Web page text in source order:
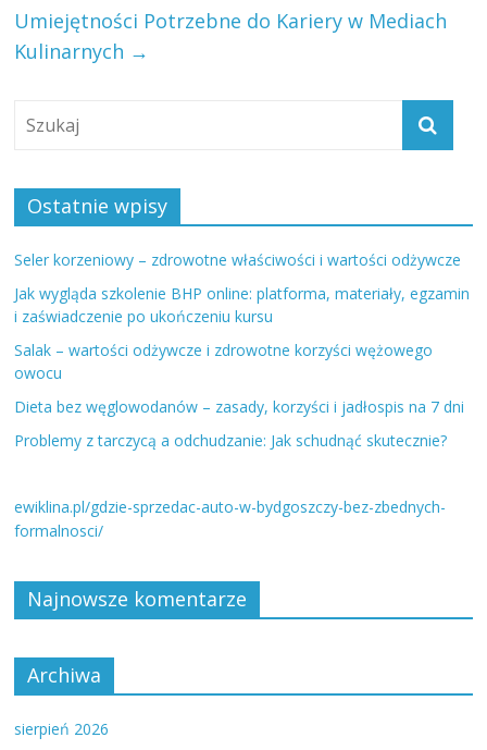
Umiejętności Potrzebne do Kariery w Mediach
Kulinarnych →
Ostatnie wpisy
Seler korzeniowy – zdrowotne właściwości i wartości odżywcze
Jak wygląda szkolenie BHP online: platforma, materiały, egzamin
i zaświadczenie po ukończeniu kursu
Salak – wartości odżywcze i zdrowotne korzyści wężowego
owocu
Dieta bez węglowodanów – zasady, korzyści i jadłospis na 7 dni
Problemy z tarczycą a odchudzanie: Jak schudnąć skutecznie?
ewiklina.pl/gdzie-sprzedac-auto-w-bydgoszczy-bez-zbednych-
formalnosci/
Najnowsze komentarze
Archiwa
sierpień 2026